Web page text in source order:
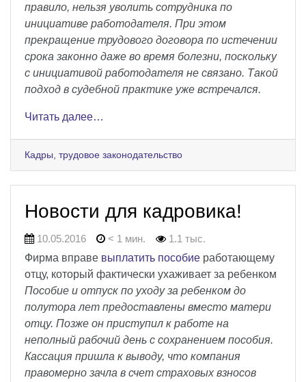
правило, нельзя уволить сотрудника по
инициативе работодателя. При этом
прекращение трудового договора по истечении
срока законно даже во время болезни, поскольку
с инициативой работодателя не связано. Такой
подход в судебной практике уже встречался.
Читать далее…
Кадры, трудовое законодательство
Новости для кадровика!
10.05.2016 < 1 мин.
1.1 тыс.
Фирма вправе выплатить пособие работающему
отцу, который фактически ухаживает за ребенком
Пособие и отпуск по уходу за ребенком до
полутора лет предоставлены вместо матери
отцу. Позже он приступил к работе на
неполный рабочий день с сохранением пособия.
Кассация пришла к выводу, что компания
правомерно зачла в счет страховых взносов